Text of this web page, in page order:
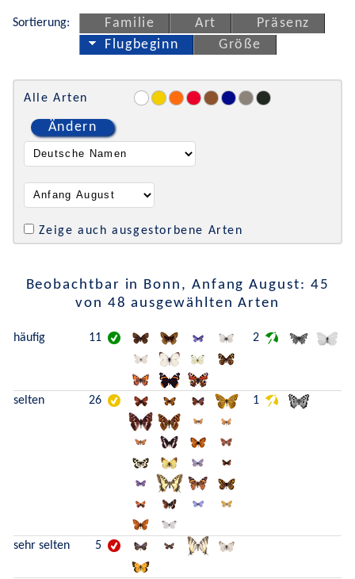
Sortierung: Familie Art
Präsenz
Flugbeginn
Größe
Alle Arten
Ändern
Zeige auch ausgestorbene Arten
Beobachtbar in Bonn, Anfang August: 45
von 48 ausgewählten Arten
häufig 11 2
selten 26 1
sehr selten 5